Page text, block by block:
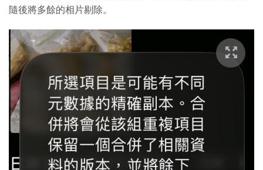
隨後將多餘的相片剔除。